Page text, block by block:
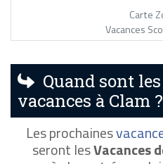
Carte
Vacances
Quand sont
vacances à Clam ?
Les prochaines
seront lesVacances